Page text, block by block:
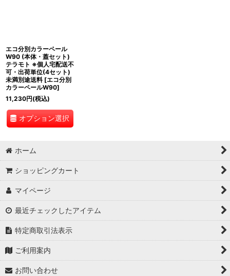
エコ分別カラーペール
W90 (本体・蓋セット)
テラモト ※個人宅配送不
可・出荷単位(4セット)
未満別途送料 [エコ分別
カラーペールW90]
11,230円(税込)
オプション選択
ホーム
ショッピングカート
マイページ
最近チェックしたアイテム
特定商取引法表示
ご利用案内
お問い合わせ